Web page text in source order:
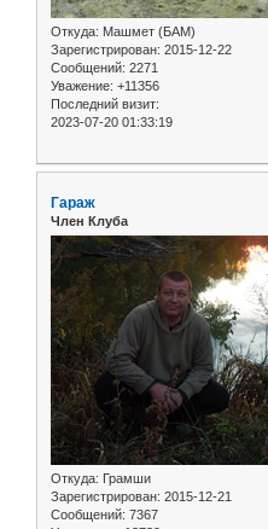
Откуда: Машмет (БАМ)
Зарегистрирован: 2015-12-22
Сообщений: 2271
Уважение: +11356
Последний визит:
2023-07-20 01:33:19
Гараж
Член Клуба
Откуда: Грамши
Зарегистрирован: 2015-12-21
Сообщений: 7367